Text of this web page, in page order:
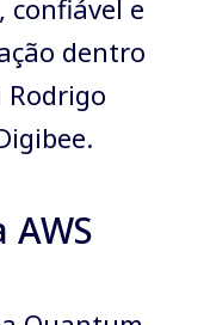
confiável e
dentro
Rodrigo